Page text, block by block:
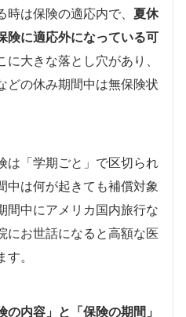
は保険の適応内で、 夏休
険に適応外になっている可
に大きな落とし穴があり、
どの休み期間中は無保険状
は「学期ごと」で区切られ
中は何が起きても補償対象
間中にアメリカ国内旅行な
にお世話になると高額な医
。
の内容」と「保険の期間」